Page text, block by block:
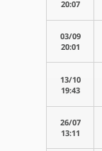
20:07
03/09
20:01
13/10
19:43
26/07
13:11